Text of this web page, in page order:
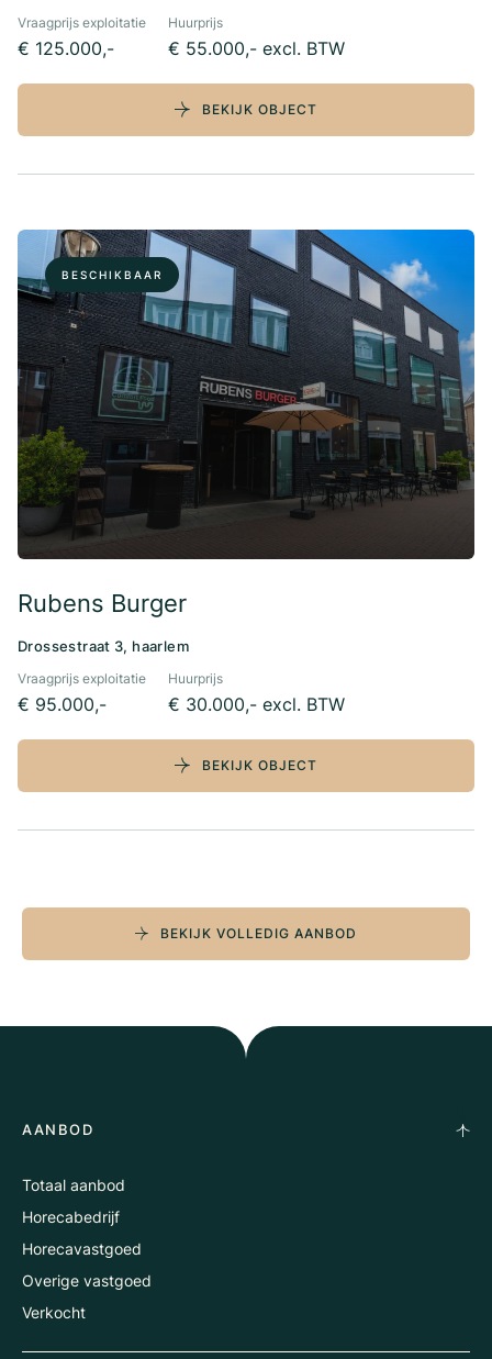
Vraagprijs exploitatie
€ 125.000,-
Huurprijs
€ 55.000,- excl. BTW
BEKIJK OBJECT
BESCHIKBAAR
Rubens Burger
Drossestraat 3, haarlem
Vraagprijs exploitatie
€ 95.000,-
Huurprijs
€ 30.000,- excl. BTW
BEKIJK OBJECT
BEKIJK VOLLEDIG AANBOD
AANBOD
Totaal aanbod
Horecabedrijf
Horecavastgoed
Overige vastgoed
Verkocht